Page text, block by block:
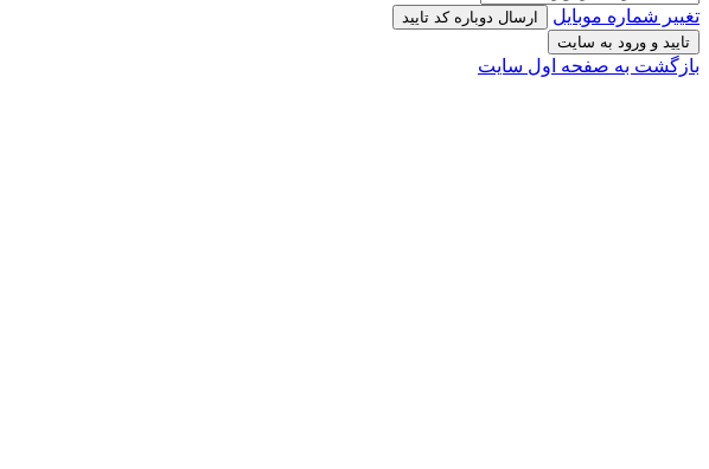
تغییر شماره موبایل
ارسال دوباره کد تایید
تایید و ورود به سایت
بازگشت به صفحه اول سایت